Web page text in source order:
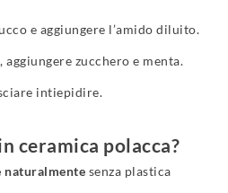
e aggiungere l’amido diluito.
zucchero e menta.
intiepidire.
ceramica polacca?
naturalmente senza plastica